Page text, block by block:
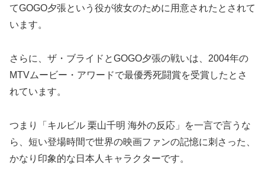
てGOGO夕張という役が彼女のために用意されたとされて
います。
さらに、ザ・ブライドとGOGO夕張の戦いは、2004年の
MTVムービー・アワードで最優秀死闘賞を受賞したとさ
れています。
つまり「キルビル 栗山千明 海外の反応」を一言で言うな
ら、短い登場時間で世界の映画ファンの記憶に刺さった、
かなり印象的な日本人キャラクターです。